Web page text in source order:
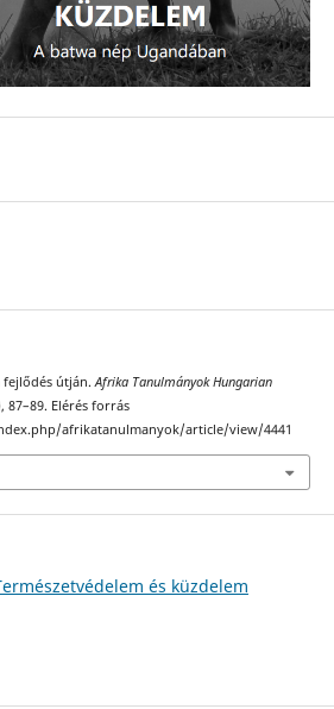
fejlődés útján.Afrika Tanulmányok Hungarian
87–89. Elérés forrás
afrikatanulmanyok/article/view/4441
és küzdelem